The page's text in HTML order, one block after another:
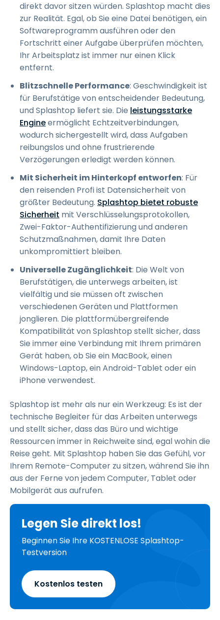
direkt davor sitzen würden. Splashtop macht dies
zur Realität. Egal, ob Sie eine Datei benötigen, ein
Softwareprogramm ausführen oder den
Fortschritt einer Aufgabe überprüfen möchten,
Ihr Arbeitsplatz ist immer nur einen Klick
entfernt.
Blitzschnelle Performance: Geschwindigkeit ist
für Berufstätige von entscheidender Bedeutung,
und Splashtop liefert sie. Die leistungsstarke
Engineermöglicht Echtzeitverbindungen,
wodurch sichergestellt wird, dass Aufgaben
reibungslos und ohne frustrierende
Verzögerungen erledigt werden können.
Mit Sicherheit im Hinterkopf entworfen: Für
den reisenden Profi ist Datensicherheit von
größter Bedeutung. Splashtop bietet robuste
Sicherheit mit Verschlüsselungsprotokollen,
Zwei-Faktor-Authentifizierung und anderen
Schutzmaßnahmen, damit Ihre Daten
unkompromittiert bleiben.
Universelle Zugänglichkeit: Die Welt von
Berufstätigen, die unterwegs arbeiten, ist
vielfältig und sie müssen oft zwischen
verschiedenen Geräten und Plattformen
jonglieren. Die plattformübergreifende
Kompatibilität von Splashtop stellt sicher, dass
Sie immer eine Verbindung mit Ihrem primären
Gerät haben, ob Sie ein MacBook, einen
Windows-Laptop, ein Android-Tablet oder ein
iPhone verwendest.
Splashtop ist mehr als nur ein Werkzeug: Es ist der
technische Begleiter für das Arbeiten unterwegs
und stellt sicher, dass das Büro und wichtige
Ressourcen immer in Reichweite sind, egal wohin die
Reise geht. Mit Splashtop haben Sie das Gefühl, vor
Ihrem Remote-Computer zu sitzen, während Sie ihn
aus der Ferne von jedem Computer, Tablet oder
Mobilgerät aus aufrufen.
Legen Sie direkt los!
Beginnen Sie Ihre KOSTENLOSE Splashtop-
Testversion
Kostenlos testen